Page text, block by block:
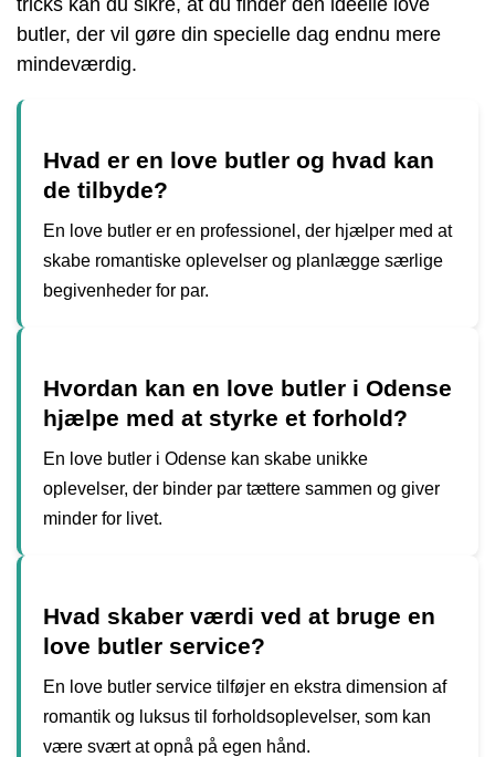
butler, der vil gøre din specielle dag endnu mere
mindeværdig.
Hvad er en love butler og hvad kan
de tilbyde?
En love butler er en professionel, der hjælper med at
skabe romantiske oplevelser og planlægge særlige
begivenheder for par.
Hvordan kan en love butler i Odense
hjælpe med at styrke et forhold?
En love butler i Odense kan skabe unikke
oplevelser, der binder par tættere sammen og giver
minder for livet.
Hvad skaber værdi ved at bruge en
love butler service?
En love butler service tilføjer en ekstra dimension af
romantik og luksus til forholdsoplevelser, som kan
være svært at opnå på egen hånd.